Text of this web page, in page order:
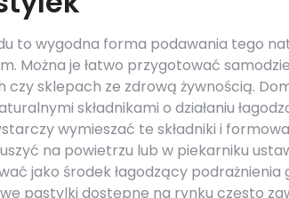
to wygodna forma podawania tego
Można je łatwo przygotować
sklepach ze zdrową żywnością.
składnikami o działaniu
wymieszać te składniki i
na powietrzu lub w piekarniku
jako środek łagodzący podrażnienia
pastylki dostępne na rynku często